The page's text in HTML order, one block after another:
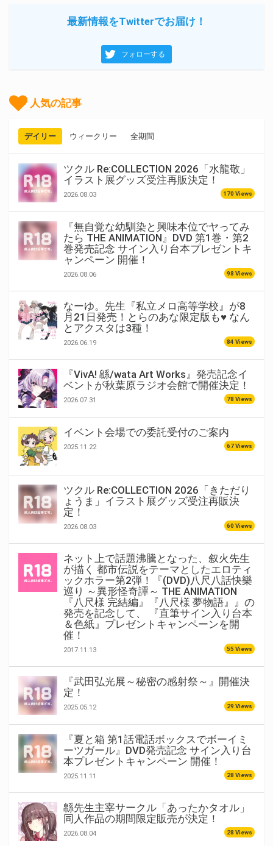
最新情報をTwitterでお届け！
フォローする
人気の記事
デイリー ウィークリー 全期間
ツクル Re:COLLECTION 2026「水龍敬」
イラスト展グッズ受注再販決定！
2026.08.03 170 Views
『無自覚な幼馴染と興味本位でヤってみ
たら THE ANIMATION』DVD 第1巻・第2
巻発売記念 サイン入り台本プレゼントキ
ャンペーン 開催！
2026.08.06 98 Views
なーゆ。先生『私立メロ高等学校』が8
月21日発売！とらのあな限定版も♥ なん
とアクスタは3種！
2026.06.19 84 Views
『VivA! 緜/wata Art Works』発売記念イ
ベントが秋葉原ラジオ会館で開催決定！
2026.07.31 78 Views
イベント会場での委託受付のご案内
2025.11.22 67 Views
ツクル Re:COLLECTION 2026「きただり
ょうま」イラスト展グッズ受注再販決
定！
2026.08.03 60 Views
ネット上で話題沸騰となった、叙火先生
が描く 都市伝説をテーマとしたエロティ
ックホラー第2弾！『(DVD)八尺八話快樂
巡り ～異形怪奇譚～ THE ANIMATION
『八尺様 完結編』『八尺様 夢物語』』の
発売を記念して、 『直筆サイン入り台本
＆色紙』プレゼントキャンペーンを開
催！
2017.11.13 55 Views
『武田弘光展～秘密の感射祭～』開催決
定！
2025.05.12 29 Views
『夏と箱 第1話電話ボックスでボーイミ
ーツガール』DVD発売記念 サイン入り台
本プレゼントキャンペーン 開催！
2025.11.11 28 Views
緜先生主宰サークル「あったかタオル」
同人作品の期間限定販売が決定！
2026.08.04 28 Views